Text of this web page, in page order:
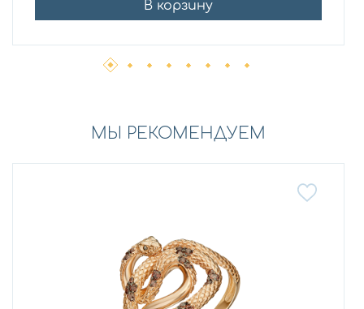
В корзину
МЫ РЕКОМЕНДУЕМ